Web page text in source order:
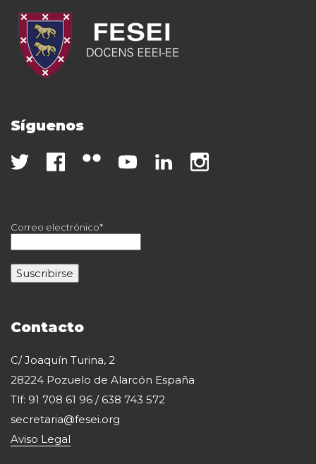
Síguenos
Correo electrónico*
Contacto
C/ Joaquín Turina, 2
28224 Pozuelo de Alarcón España
Tlf: 91 708 61 96 / 638 743 572
secretaria@fesei.org
Aviso Legal